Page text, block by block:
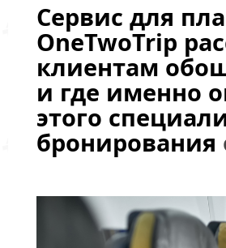
Сервис для
OneTwoTrip
клиентам
и где именно
этого
бронирования